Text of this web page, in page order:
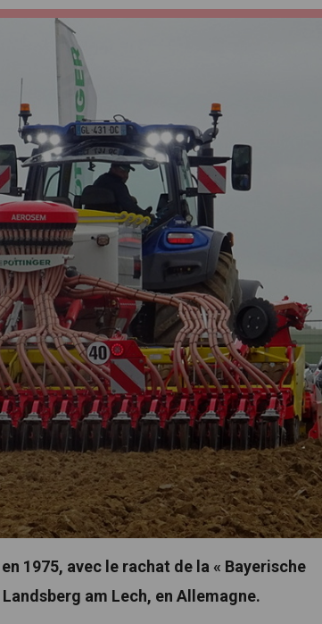
1975, avec le rachat de la « Bayerische
am Lech, en Allemagne.